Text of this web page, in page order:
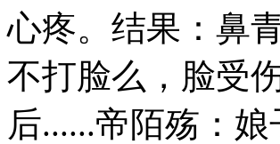
心疼。结果：鼻
不打脸么，脸受
后......帝陌殇：